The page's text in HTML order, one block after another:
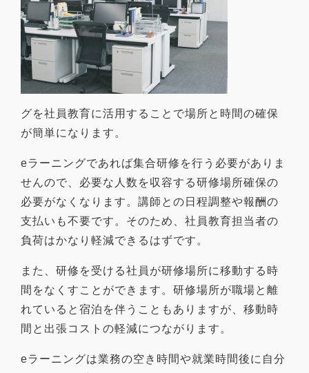
グを社員教育に活用することで場所と時間の確保
が簡単になります。
eラーニングであれば集合研修を行う必要がありま
せんので、必要な人数を収容する研修場所確保の
必要がなくなります。講師との日程調整や報酬の
支払いも不要です。そのため、社員教育担当者の
負荷はかなり軽減できるはずです。
また、研修を受ける社員が研修場所に移動する時
間をなくすことができます。研修場所が職場と離
れていると宿泊を伴うこともありますが、移動時
間と出張コストの軽減につながります。
eラーニングは業務の空き時間や就業時間後に自分